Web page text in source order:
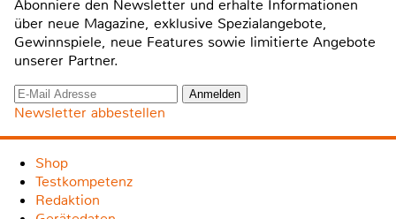
Abonniere den Newsletter und erhalte Informationen
über neue Magazine, exklusive Spezialangebote,
Gewinnspiele, neue Features sowie limitierte Angebote
unserer Partner.
Newsletter abbestellen
Shop
Testkompetenz
Redaktion